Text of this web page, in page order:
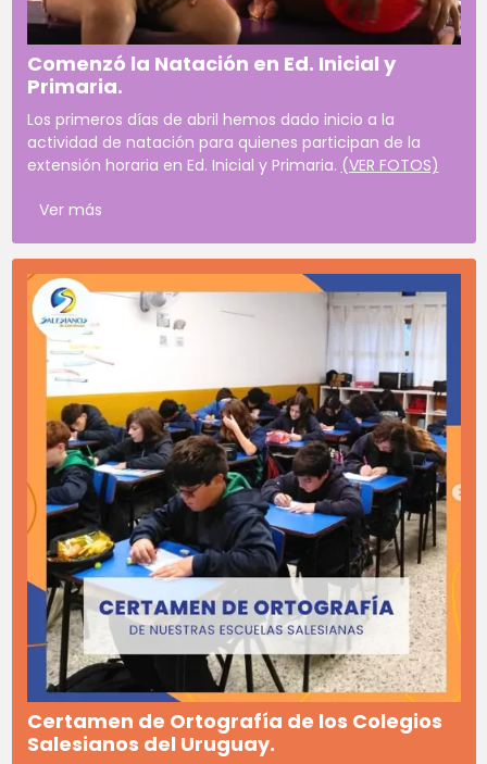
Comenzó la Natación en Ed. Inicial y
Primaria.
Los primeros días de abril hemos dado inicio a la
actividad de natación para quienes participan de la
extensión horaria en Ed. Inicial y Primaria. (VER FOTOS)
Ver más
Certamen de Ortografía de los Colegios
Salesianos del Uruguay.